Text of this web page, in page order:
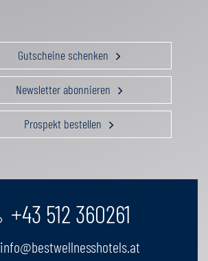
Gutscheine schenken
Newsletter abonnieren
Prospekt bestellen
+43 512 360261
info@bestwellnesshotels.at